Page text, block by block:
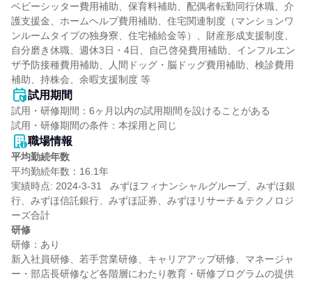
ベビーシッター費用補助、保育料補助、配偶者転勤同行休職、介
護支援金、ホームヘルプ費用補助、住宅関連制度（マンションワ
ンルームタイプの独身寮、住宅補給金等）、財産形成支援制度、
自分磨き休職、週休3日・4日、自己啓発費用補助、インフルエン
ザ予防接種費用補助、人間ドッグ・脳ドッグ費用補助、検診費用
補助、持株会、余暇支援制度 等
試用期間
試用・研修期間：6ヶ月以内の試用期間を設けることがある
職場情報
平均勤続年数
平均勤続年数：16.1年
実績時点: 2024-3-31   みずほフィナンシャルグループ、みずほ銀
行、みずほ信託銀行、みずほ証券、みずほリサーチ＆テクノロジ
研修
研修：あり
新入社員研修、若手営業研修、キャリアアップ研修、マネージャ
ー・部店長研修など各階層にわたり教育・研修プログラムの提供